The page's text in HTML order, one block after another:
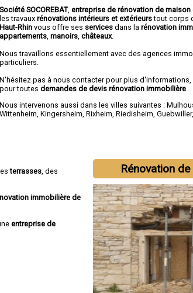
Société SOCOREBAT,entreprise de rénovation de
les travauxrénovations intérieurs et extérieurstout corps
Haut-Rhinvous offre ses services dans larénovation
appartements ,manoirs ,châteaux.
Nous travaillons essentiellement avec des agences
particuliers.
N'hésitez pas à nous contacter pour plus
pour toutesdemandes de devis rénovation immobilière
Nous intervenons aussi dans les villes suivantes :
Wittenheim ,Kingersheim ,Rixheim ,Riedisheim ,Guebwiller
Rénovation
terrasses , des
immobilière de
entreprise de